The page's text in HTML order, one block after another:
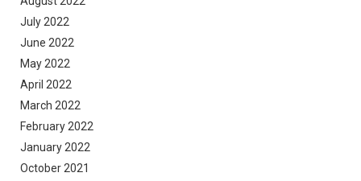
July 2022
June 2022
May 2022
April 2022
March 2022
February 2022
January 2022
October 2021